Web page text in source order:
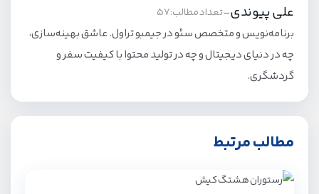
علی پیوندی-تعداد مطالب: 57
برنامه‌نویس و متخصص سئو در جیمبو تراول. عاشق بهینه‌سازی،
چه در دنیای دیجیتال و چه در تولید محتوا با کیفیت سفر و
گردشگری.
مطالب مرتبط